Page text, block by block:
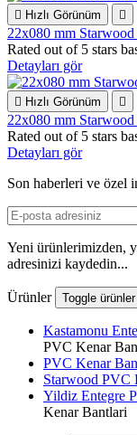
 Hızlı Görünüm 
22x080 mm
Rated out of 5 stars
Detayları gör
 Hızlı Görünüm 
22x080 mm
Rated out of 5 stars
Detayları gör
Son haberleri ve özel
Yeni ürünlerimizden,
adresinizi kaydedin...
Ürünler Toggle
Kastamonu
PVC Kenar
PVC Kenar
Starwood PVC
Yildiz Entegre
Kenar Bantlari